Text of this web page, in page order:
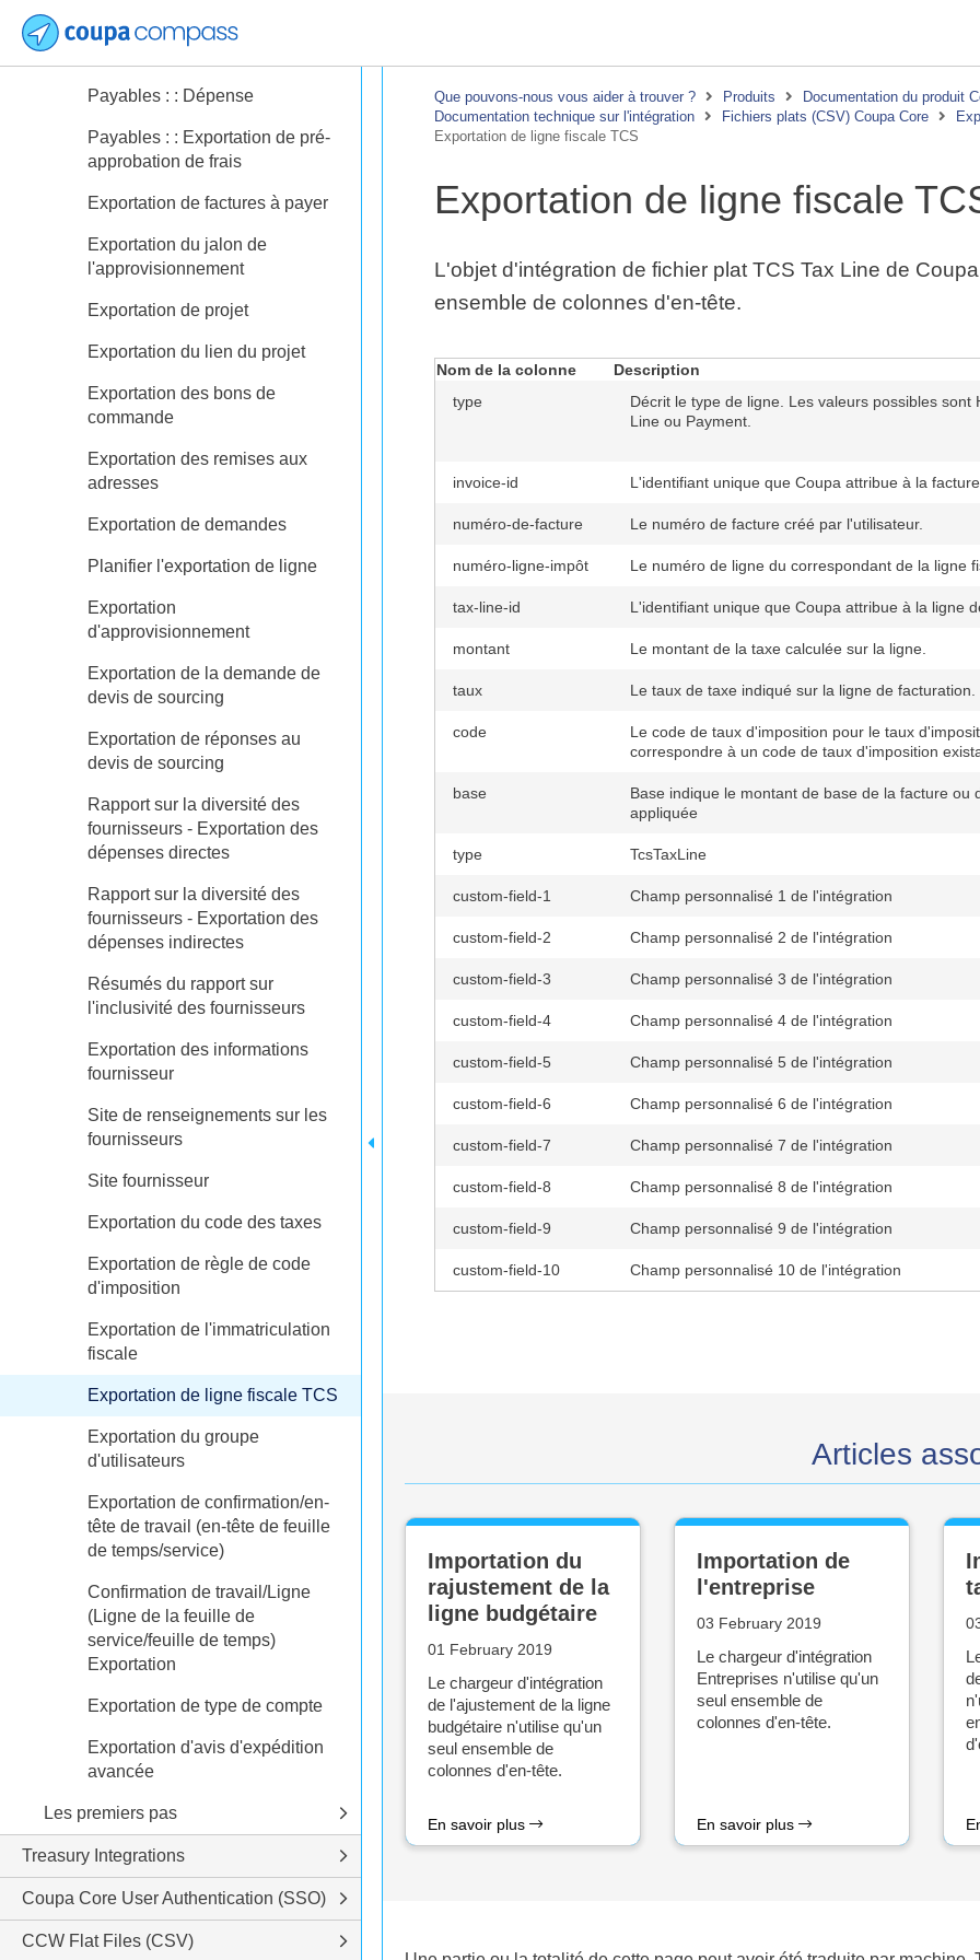
Que pouvons-nous vous aider à trouver ? Produits
Documentation du produit
Documentation technique sur l'intégration
Fichiers plats (CSV) Coupa Core
Exportation de ligne fiscale TCS
Exportation de ligne fiscale
L'objet d'intégration de fichier plat TCS Tax Line de
ensemble de colonnes d'en-tête.
Nom de la colonne Description
type
Décrit le type de ligne. Les valeurs possibles sont
Line ou Payment.
invoice-id L'identifiant unique que Coupa attribue à la facture.
numéro-de-facture Le numéro de facture créé par l'utilisateur.
numéro-ligne-impôt Le numéro de ligne du correspondant de la ligne
tax-line-id L'identifiant unique que Coupa attribue à la ligne
montant Le montant de la taxe calculée sur la ligne.
taux Le taux de taxe indiqué sur la ligne de facturation.
code
Le code de taux d'imposition pour le taux
correspondre à un code de taux d'imposition
base
Base indique le montant de base de la facture ou
appliquée
type TcsTaxLine
custom-field-1 Champ personnalisé 1 de l'intégration
custom-field-2 Champ personnalisé 2 de l'intégration
custom-field-3 Champ personnalisé 3 de l'intégration
custom-field-4 Champ personnalisé 4 de l'intégration
custom-field-5 Champ personnalisé 5 de l'intégration
custom-field-6 Champ personnalisé 6 de l'intégration
custom-field-7 Champ personnalisé 7 de l'intégration
custom-field-8 Champ personnalisé 8 de l'intégration
custom-field-9 Champ personnalisé 9 de l'intégration
custom-field-10 Champ personnalisé 10 de l'intégration
Articles
Importation du
rajustement de la
ligne budgétaire
01 February 2019
Le chargeur d'intégration
de l'ajustement de la ligne
budgétaire n'utilise qu'un
seul ensemble de
colonnes d'en-tête.
En savoir plus
Importation de
l'entreprise
03 February 2019
Le chargeur d'intégration
Entreprises n'utilise qu'un
seul ensemble de
colonnes d'en-tête.
En savoir plus
Payables : : Dépense
Payables : : Exportation de pré-
approbation de frais
Exportation de factures à payer
Exportation du jalon de
l'approvisionnement
Exportation de projet
Exportation du lien du projet
Exportation des bons de
commande
Exportation des remises aux
adresses
Exportation de demandes
Planifier l'exportation de ligne
Exportation
d'approvisionnement
Exportation de la demande de
devis de sourcing
Exportation de réponses au
devis de sourcing
Rapport sur la diversité des
fournisseurs - Exportation des
dépenses directes
Rapport sur la diversité des
fournisseurs - Exportation des
dépenses indirectes
Résumés du rapport sur
l'inclusivité des fournisseurs
Exportation des informations
fournisseur
Site de renseignements sur les
fournisseurs
Site fournisseur
Exportation du code des taxes
Exportation de règle de code
d'imposition
Exportation de l'immatriculation
fiscale
Exportation de ligne fiscale TCS
Exportation du groupe
d'utilisateurs
Exportation de confirmation/en-
tête de travail (en-tête de feuille
de temps/service)
Confirmation de travail/Ligne
(Ligne de la feuille de
service/feuille de temps)
Exportation
Exportation de type de compte
Exportation d'avis d'expédition
avancée
Les premiers pas
Treasury Integrations
Coupa Core User Authentication (SSO)
CCW Flat Files (CSV)